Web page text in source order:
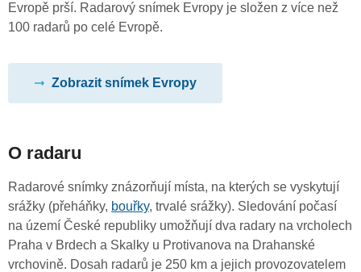
Evropě prší. Radarový snímek Evropy je složen z více než
100 radarů po celé Evropě.
Zobrazit snímek Evropy
O radaru
Radarové snímky znázorňují místa, na kterých se vyskytují
srážky (přeháňky, bouřky, trvalé srážky). Sledování počasí
na území České republiky umožňují dva radary na vrcholech
Praha v Brdech a Skalky u Protivanova na Drahanské
vrchovině. Dosah radarů je 250 km a jejich provozovatelem